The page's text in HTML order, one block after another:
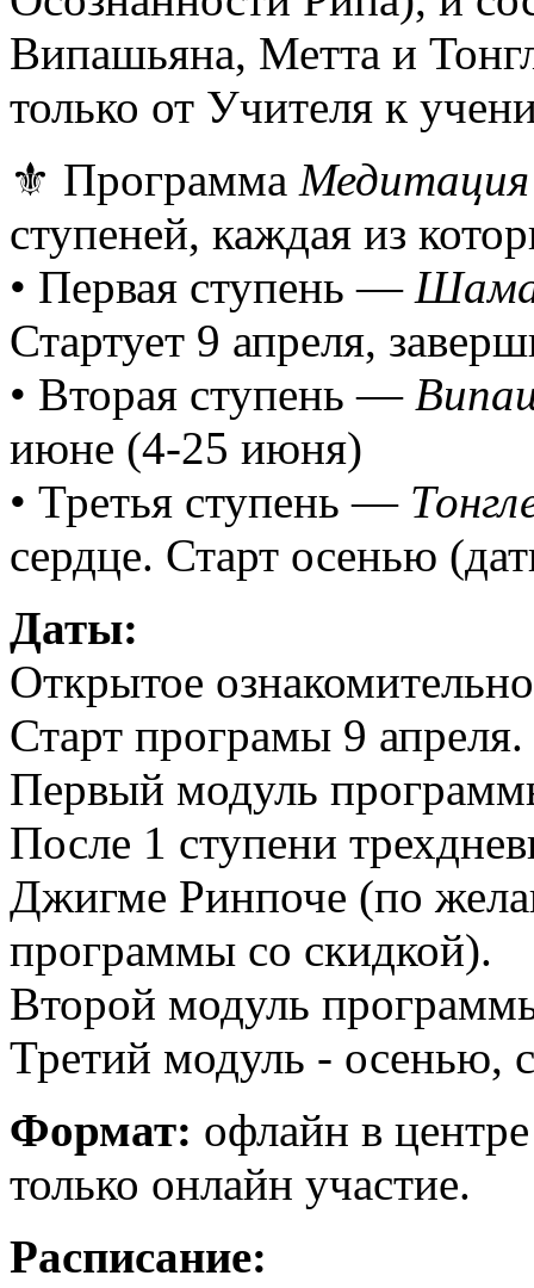
Випашьяна, Метта и
только от Учителя к
⚜️ Программа
ступеней, каждая из
• Первая ступень —
Стартует 9 апреля,
• Вторая ступень —
июне (4-25 июня)
• Третья ступень —
сердце. Старт осенью
Даты:
Открытое
Старт програмы 9 апреля.
Первый модуль
После 1 ступени
Джигме Ринпоче (по
программы со скидкой).
Второй модуль
Третий модуль - осенью,
Формат: офлайн в
только онлайн участие.
Расписание: